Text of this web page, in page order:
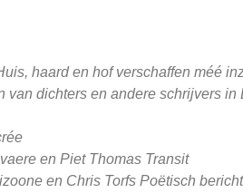
haard en hof verschaffen méé
van dichters en andere schrijvers
en Piet Thomas Transit
en Chris Torfs Poëtisch bericht